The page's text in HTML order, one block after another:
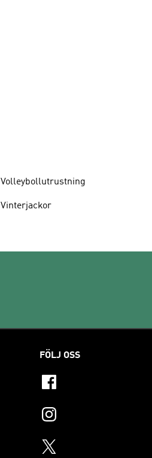
Volleybollutrustning
Vinterjackor
FÖLJ OSS